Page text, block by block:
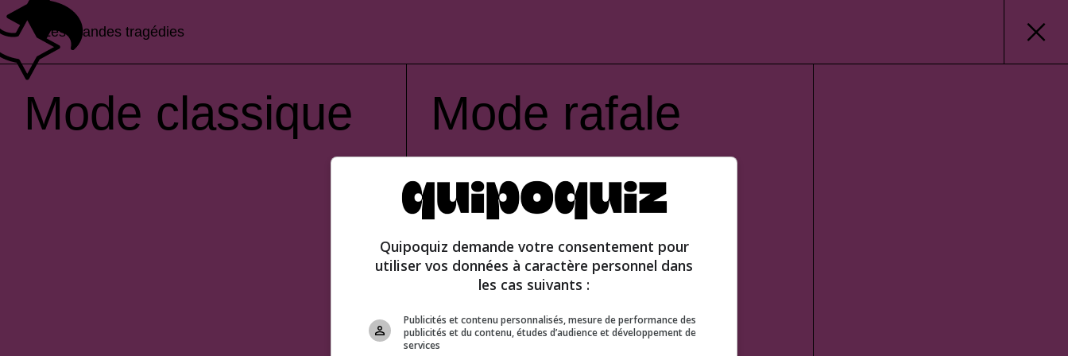
Les grandes tragédies
Mode classique Mode rafale
Quipoquiz demande votre consentement pour
utiliser vos données à caractère personnel dans
les cas suivants :
Publicités et contenu personnalisés, mesure de performance des
publicités et du contenu, études d’audience et développement de
services